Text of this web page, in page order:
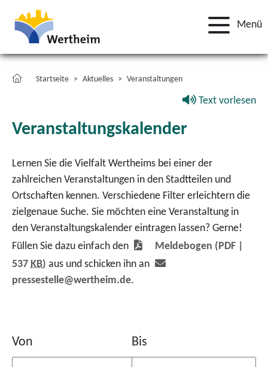
Menü
Startseite Aktuelles Veranstaltungen
Text vorlesen
Veranstaltungskalender
Lernen Sie die Vielfalt Wertheims bei einer der
zahlreichen Veranstaltungen in den Stadtteilen und
Ortschaften kennen. Verschiedene Filter erleichtern die
zielgenaue Suche. Sie möchten eine Veranstaltung in
den Veranstaltungskalender eintragen lassen? Gerne!
Füllen Sie dazu einfach den
Meldebogen (PDF |
537 KB) aus und schicken ihn an
pressestelle@wertheim.de.
Von Bis